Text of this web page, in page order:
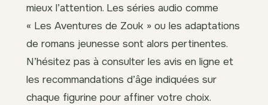
mieux l’attention. Les séries audio comme
« Les Aventures de Zouk » ou les adaptations
de romans jeunesse sont alors pertinentes.
N’hésitez pas à consulter les avis en ligne et
les recommandations d’âge indiquées sur
chaque figurine pour affiner votre choix.